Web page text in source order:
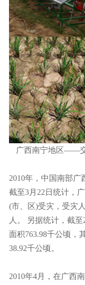
广西南宁地区——
2010年，中国南部
截至3月22日统计，
(市、区)受灾，受灾
人。 另据统计，截
面积763.98千公顷，
38.92千公顷。
2010年4月，在广西